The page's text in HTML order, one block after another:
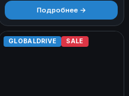
Подробнее →
GLOBALDRIVE SALE